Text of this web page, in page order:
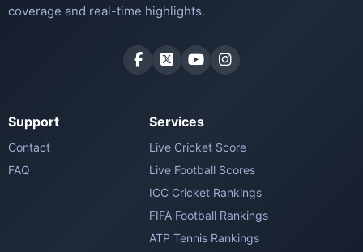
coverage and real-time highlights.
Support
Contact
FAQ
Services
Live Cricket Score
Live Football Scores
ICC Cricket Rankings
FIFA Football Rankings
ATP Tennis Rankings